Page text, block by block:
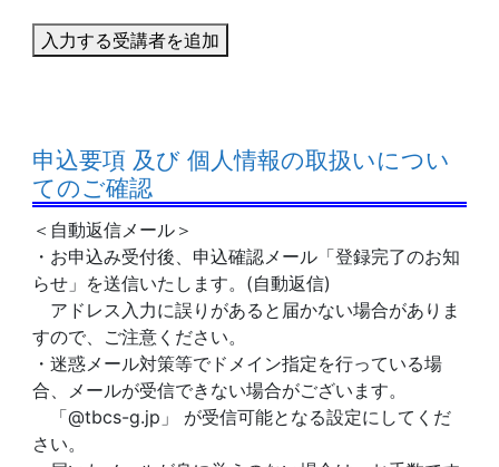
入力する受講者を追加
申込要項 及び 個人情報の取扱いについ
てのご確認
＜自動返信メール＞
・お申込み受付後、申込確認メール「登録完了のお知
らせ」を送信いたします。(自動返信)
アドレス入力に誤りがあると届かない場合がありま
すので、ご注意ください。
・迷惑メール対策等でドメイン指定を行っている場
合、メールが受信できない場合がございます。
「@tbcs-g.jp」 が受信可能となる設定にしてくだ
さい。